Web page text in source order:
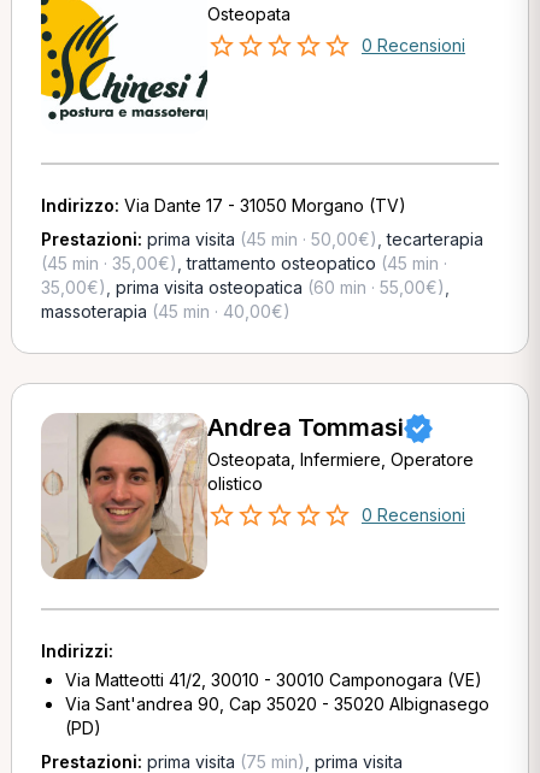
Osteopata
0 Recensioni
Indirizzo: Via Dante 17 - 31050 Morgano (TV)
Prestazioni: prima visita (45 min · 50,00€) ,tecarterapia
(45 min · 35,00€) ,trattamento osteopatico (45 min ·
35,00€) prima visita osteopatica (60 min · 55,00€)
massoterapia (45 min · 40,00€)
Andrea Tommasi
Osteopata, Infermiere, Operatore
olistico
0 Recensioni
Indirizzi:
Via Matteotti 41/2, 30010 - 30010 Camponogara (VE)
Via Sant'andrea 90, Cap 35020 - 35020 Albignasego
(PD)
Prestazioni: prima visita (75 min) prima visita